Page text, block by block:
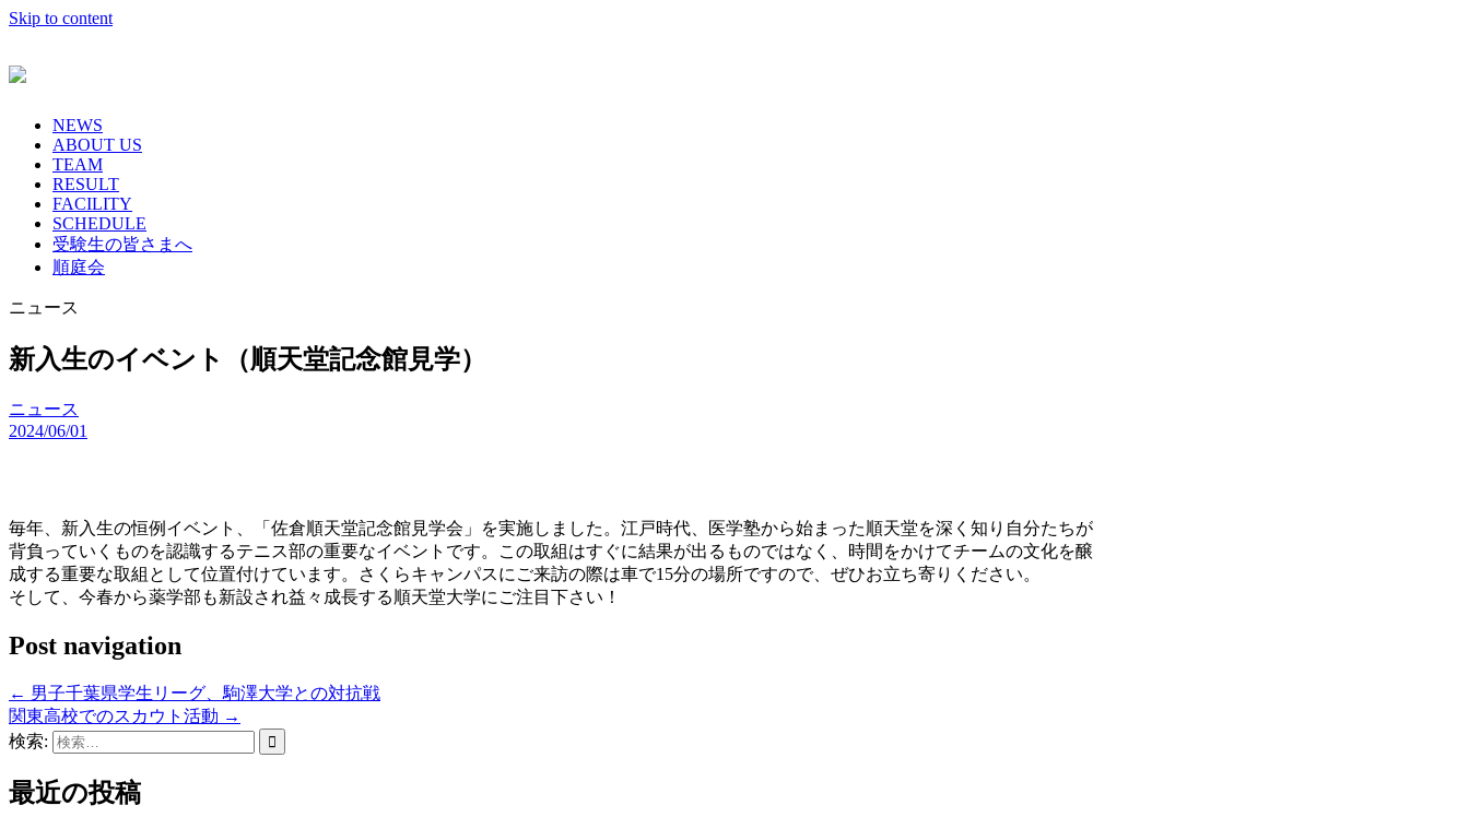
Skip to content
NEWS
ABOUT US
TEAM
RESULT
FACILITY
SCHEDULE
受験生の皆さまへ
順庭会
ニュース
新入生のイベント（順天堂記念館見学）
ニュース
2024/06/01
毎年、新入生の恒例イベント、「佐倉順天堂記念館見学会」を実施しました。江戸時代、医学塾から始まった順天堂を深く知り自分たちが
背負っていくものを認識するテニス部の重要なイベントです。この取組はすぐに結果が出るものではなく、時間をかけてチームの文化を醸
成する重要な取組として位置付けています。さくらキャンパスにご来訪の際は車で15分の場所ですので、ぜひお立ち寄りください。
そして、今春から薬学部も新設され益々成長する順天堂大学にご注目下さい！
Post navigation
← 男子千葉県学生リーグ、駒澤大学との対抗戦
関東高校でのスカウト活動 →
検索:
最近の投稿